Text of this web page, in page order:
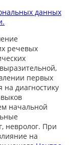
данных
речевых
первых
на диагностику
начальной
невролог. При
на